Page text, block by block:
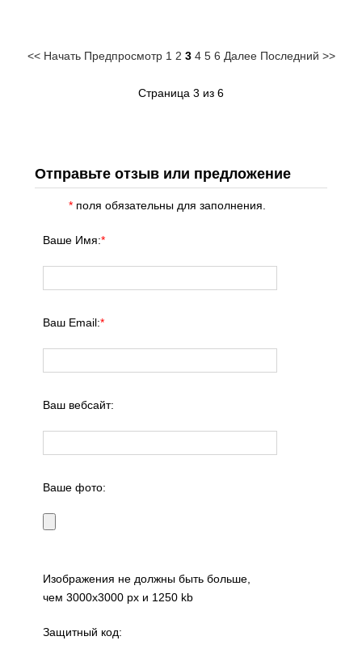
<< Начать Предпросмотр 1 2 3 4 5 6 Далее Последний >>
Страница 3 из 6
Отправьте отзыв или предложение
* поля обязательны для заполнения.
Ваше Имя:*
Ваш Email:*
Ваш вебсайт:
Ваше фото:
Изображения не должны быть больше,
чем 3000x3000 px и 1250 kb
Защитный код: